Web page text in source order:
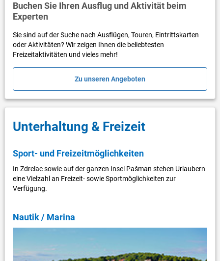
Buchen Sie Ihren Ausflug und Aktivität beim
Experten
Sie sind auf der Suche nach Ausflügen, Touren, Eintrittskarten
oder Aktivitäten? Wir zeigen Ihnen die beliebtesten
Freizeitaktivitäten und vieles mehr!
Zu unseren Angeboten
Unterhaltung & Freizeit
Sport- und Freizeitmöglichkeiten
In Zdrelac sowie auf der ganzen Insel Pašman stehen Urlaubern
eine Vielzahl an Freizeit- sowie Sportmöglichkeiten zur
Verfügung.
Nautik / Marina